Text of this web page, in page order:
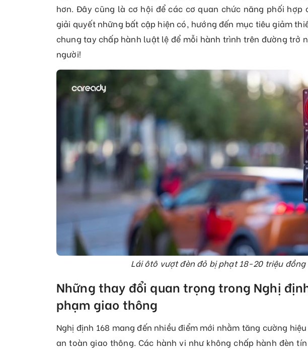
hơn. Đây cũng là cơ hội để các cơ quan chức năng phối hợp
giải quyết những bất cập hiện có, hướng đến mục tiêu giảm
chung tay chấp hành luật lệ để mỗi hành trình trên đường trở
người!
Lái ôtô vượt đèn đỏ bị phạt 18-20 triệu
Những thay đổi quan trọng trong Nghị
phạm giao thông
Nghị định 168 mang đến nhiều điểm mới nhằm tăng cường
an toàn giao thông. Các hành vi như không chấp hành đèn